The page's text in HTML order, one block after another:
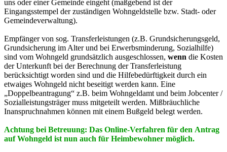
uns oder einer Gemeinde eingeht (maßgebend ist der
Eingangsstempel der zuständigen Wohngeldstelle bzw. Stadt- oder
Gemeindeverwaltung).
Empfänger von sog. Transferleistungen (z.B. Grundsicherungsgeld,
Grundsicherung im Alter und bei Erwerbsminderung, Sozialhilfe)
sind vom Wohngeld grundsätzlich ausgeschlossen, wenn die Kosten
der Unterkunft bei der Berechnung der Transferleistung
berücksichtigt worden sind und die Hilfebedürftigkeit durch ein
etwaiges Wohngeld nicht beseitigt werden kann. Eine
„Doppelbeantragung“ z.B. beim Wohngeldamt und beim Jobcenter /
Sozialleistungsträger muss mitgeteilt werden. Mißbräuchliche
Inanspruchnahmen können mit einem Bußgeld belegt werden.
Achtung bei Betreuung: Das Online-Verfahren für den Antrag
auf Wohngeld ist nun auch für Heimbewohner möglich.